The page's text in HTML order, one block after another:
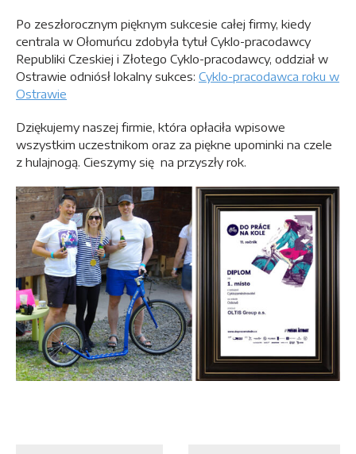
Po zeszłorocznym pięknym sukcesie całej firmy, kiedy
centrala w Ołomuńcu zdobyła tytuł Cyklo-pracodawcy
Republiki Czeskiej i Złotego Cyklo-pracodawcy, oddział w
Ostrawie odniósł lokalny sukces: Cyklo-pracodawca roku w
Ostrawie
Dziękujemy naszej firmie, która opłaciła wpisowe
wszystkim uczestnikom oraz za piękne upominki na czele
z hulajnogą. Cieszymy się na przyszły rok.